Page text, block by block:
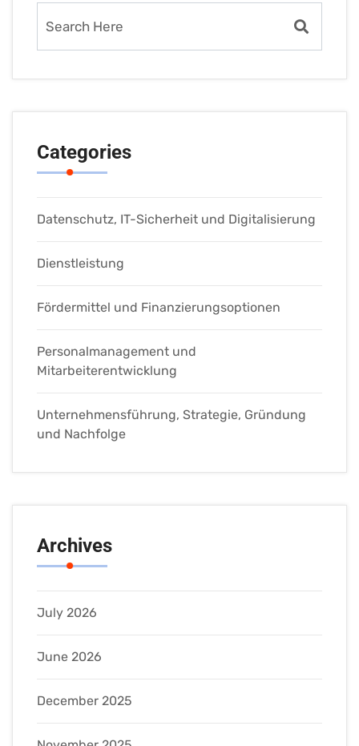
Categories
Datenschutz, IT-Sicherheit und Digitalisierung
Dienstleistung
Fördermittel und Finanzierungsoptionen
Personalmanagement und
Mitarbeiterentwicklung
Unternehmensführung, Strategie, Gründung
und Nachfolge
Archives
July 2026
June 2026
December 2025